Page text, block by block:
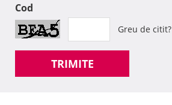
Cod
Greu de citit?
TRIMITE